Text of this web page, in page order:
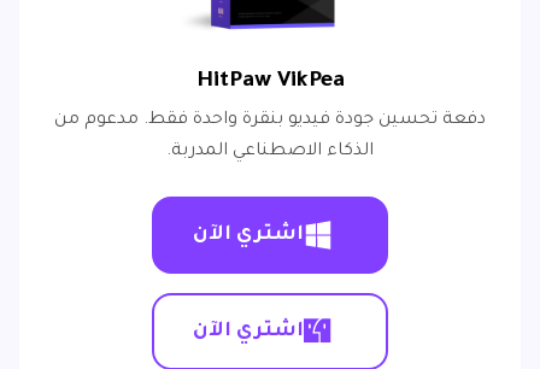
HitPaw VikPea
دفعة تحسين جودة فيديو بنقرة واحدة فقط. مدعوم من
الذكاء الاصطناعي المدربة.
اشتري الآن
اشتري الآن